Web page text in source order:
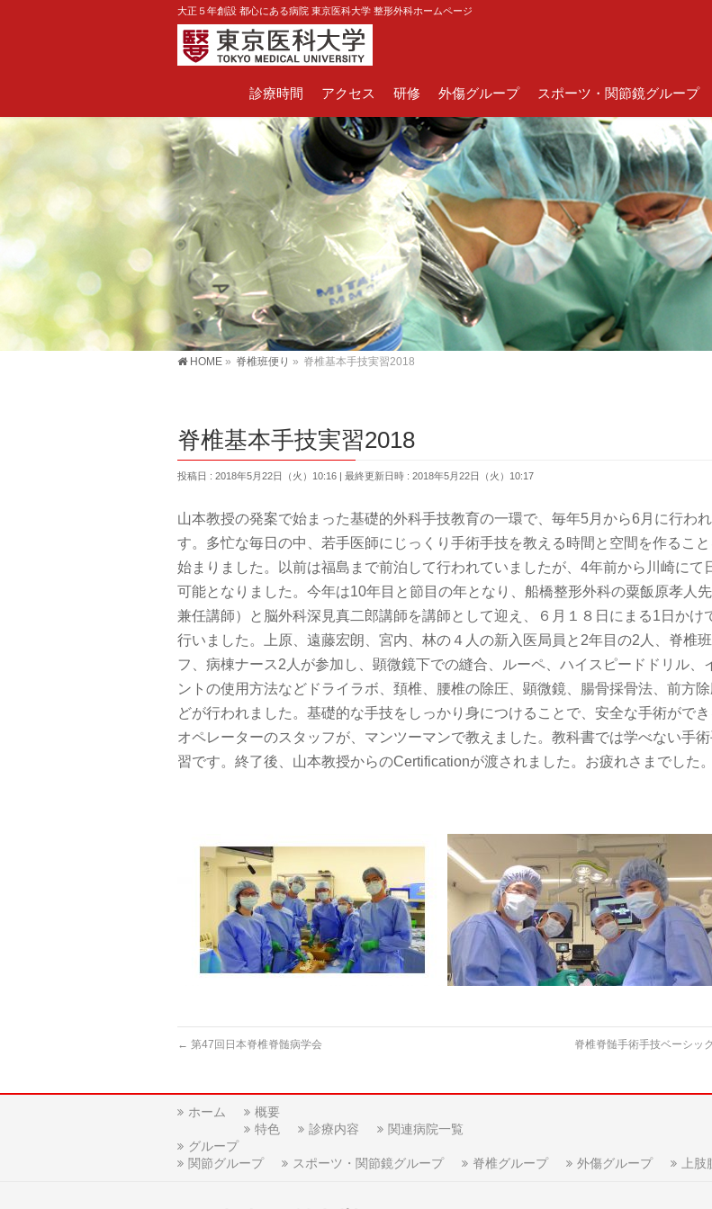
大正５年創設 都心にある病院 東京医科大学 整形外科ホームページ
診療時間 アクセス 研修 外傷グループ スポーツ・関節鏡グループ
HOME » 脊椎班便り » 脊椎基本手技実習2018
脊椎基本手技実習2018
投稿日 : 2018年5月22日（火）10:16 最終更新日時 : 2018年5月22日（火）10:17
山本教授の発案で始まった基礎的外科手技教育の一環で、毎年5月から6月に行われ
す。多忙な毎日の中、若手医師にじっくり手術手技を教える時間と空間を作るこ
始まりました。以前は福島まで前泊して行われていましたが、4年前から川崎にて
可能となりました。今年は10年目と節目の年となり、船橋整形外科の粟飯原孝人
兼任講師）と脳外科深見真二郎講師を講師として迎え、６月１８日にまる1日かけ
行いました。上原、遠藤宏朗、宮内、林の４人の新入医局員と2年目の2人、脊椎
フ、病棟ナース2人が参加し、顕微鏡下での縫合、ルーペ、ハイスピードドリル、
ントの使用方法などドライラボ、頚椎、腰椎の除圧、顕微鏡、腸骨採骨法、前方
どが行われました。基礎的な手技をしっかり身につけることで、安全な手術がで
オペレーターのスタッフが、マンツーマンで教えました。教科書では学べない手
習です。終了後、山本教授からのCertificationが渡されました。お疲れさまでした。
← 第47回日本脊椎脊髄病学会 脊椎脊髄手術手技ベーシッ
ホーム
概要
特色
診療内容
関連病院一覧
グループ
関節グループ
スポーツ・関節鏡グループ 脊椎グループ 外傷グループ 上